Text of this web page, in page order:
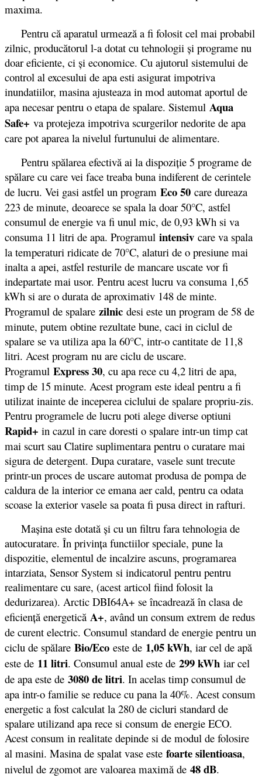
maxima.
Pentru că aparatul urmează a fi folosit cel mai probabil
zilnic, producătorul l-a dotat cu tehnologii și programe nu
doar eficiente, ci și economice. Cu ajutorul sistemului de
control al excesului de apa esti asigurat impotriva
inundatiilor, masina ajusteaza in mod automat aportul de
apa necesar pentru o etapa de spalare. Sistemul Aqua
Safe+ va protejeza impotriva scurgerilor nedorite de apa
care pot aparea la nivelul furtunului de alimentare.
Pentru spălarea efectivă ai la dispoziție 5 programe de
spălare cu care vei face treaba buna indiferent de cerintele
de lucru. Vei gasi astfel un program Eco 50 care dureaza
223 de minute, deoarece se spala la doar 50°C, astfel
consumul de energie va fi unul mic, de 0,93 kWh si va
consuma 11 litri de apa. Programul intensiv care va spala
la temperaturi ridicate de 70°C, alaturi de o presiune mai
inalta a apei, astfel resturile de mancare uscate vor fi
indepartate mai usor. Pentru acest lucru va consuma 1,65
kWh si are o durata de aproximativ 148 de minte.
Programul de spalare zilnic desi este un program de 58 de
minute, putem obtine rezultate bune, caci in ciclul de
spalare se va utiliza apa la 60°C, intr-o cantitate de 11,8
litri. Acest program nu are ciclu de uscare.
Programul Express 30, cu apa rece cu 4,2 litri de apa,
timp de 15 minute. Acest program este ideal pentru a fi
utilizat inainte de inceperea ciclului de spalare propriu-zis.
Pentru programele de lucru poti alege diverse optiuni
Rapid+ in cazul in care doresti o spalare intr-un timp cat
mai scurt sau Clatire suplimentara pentru o curatare mai
sigura de detergent. Dupa curatare, vasele sunt trecute
printr-un proces de uscare automat produsa de pompa de
caldura de la interior ce emana aer cald, pentru ca odata
scoase la exterior vasele sa poata fi pusa direct in rafturi.
Mașina este dotată și cu un filtru fara tehnologia de
autocuratare. În privinţa functiilor speciale, pune la
dispozitie, elementul de incalzire ascuns, programarea
intarziata, Sensor System si indicatorul pentru pentru
realimentare cu sare, (acest articol fiind folosit la
dedurizarea). Arctic DBI64A+ se încadrează în clasa de
eficiență energetică A+, având un consum extrem de redus
de curent electric. Consumul standard de energie pentru un
ciclu de spălare Bio/Eco este de 1,05 kWh, iar cel de apă
este de 11 litri. Consumul anual este de 299 kWh iar cel
de apa este de 3080 de litri. In acelas timp consumul de
apa intr-o familie se reduce cu pana la 40%. Acest consum
energetic a fost calculat la 280 de cicluri standard de
spalare utilizand apa rece si consum de energie ECO.
Acest consum in realitate depinde si de modul de folosire
al masini. Masina de spalat vase este foarte silentioasa,
nivelul de zgomot are valoarea maximă de 48 dB.